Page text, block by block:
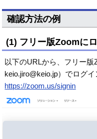
確認方法の例
(1) フリー版Zoomに
以下のURLから、フリー
keio.jiro@keio.jp）でログイ
https://zoom.us/signin